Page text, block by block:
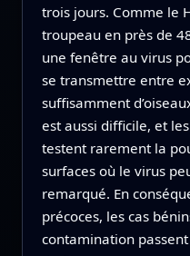
trois jours. Comme le
troupeau en près de
une fenêtre au virus
se transmettre entre
suffisamment
est aussi difficile, et
testent rarement la
surfaces où le virus
remarqué. En
précoces, les cas
contamination